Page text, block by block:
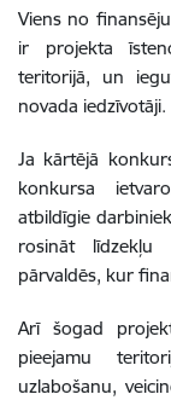
Viens no
ir projekta
teritorijā, un
novada iedzīvotāji.
Ja kārtējā
konkursa
atbildīgie
rosināt līdzekļu
pārvaldēs, kur
Arī šogad
pieejamu
uzlabošanu,